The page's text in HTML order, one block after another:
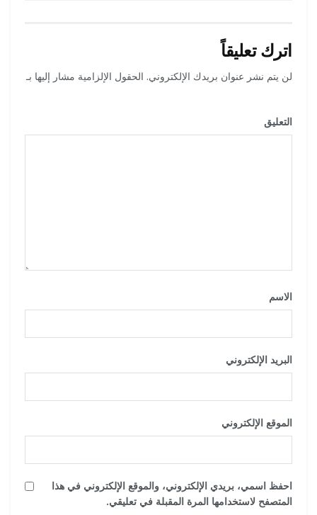
اترك تعليقاً
لن يتم نشر عنوان بريدك الإلكتروني. الحقول الإلزامية مشار إليها بـ
التعليق
الاسم
البريد الإلكتروني
الموقع الإلكتروني
احفظ اسمي، بريدي الإلكتروني، والموقع الإلكتروني في هذا
المتصفح لاستخدامها المرة المقبلة في تعليقي.